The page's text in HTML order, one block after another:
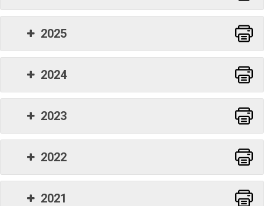
2025 Word
2024 Word
2023 Word
2022 Word
2021 Word